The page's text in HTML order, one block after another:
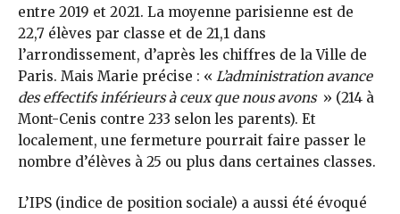
entre 2019 et 2021. La moyenne parisienne est de
22,7 élèves par classe et de 21,1 dans
l’arrondissement, d’après les chiffres de la Ville de
Paris. Mais Marie précise : « L’administration avance
des effectifs inférieurs à ceux que nous avons » (214 à
Mont-Cenis contre 233 selon les parents). Et
localement, une fermeture pourrait faire passer le
nombre d’élèves à 25 ou plus dans certaines classes.
L’IPS (indice de position sociale) a aussi été évoqué